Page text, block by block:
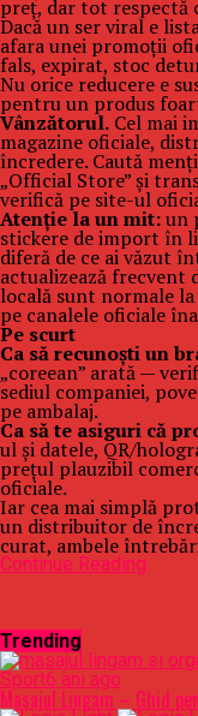
preț, dar tot respectă
Dacă un ser viral e
afara unei promoții
fals, expirat, stoc
Nu orice reducere e
pentru un produs
Vânzătorul. Cel mai
magazine oficiale,
încredere. Caută
„Official Store” și
verifică pe site-ul
Atenție la un mit:un
stickere de import în
diferă de ce ai văzut
actualizează frecvent
locală sunt normale
pe canalele oficiale
Pe scurt
Ca să recunoști un
„coreean” arată —
sediul companiei,
pe ambalaj.
Ca să te asiguri că
ul și datele, QR/
prețul plauzibil
oficiale.
Iar cea mai simplă
un distribuitor de
curat, ambele
Continue Reading
Trending
Sport6 ani ago
Masajul Lingam – Ghid